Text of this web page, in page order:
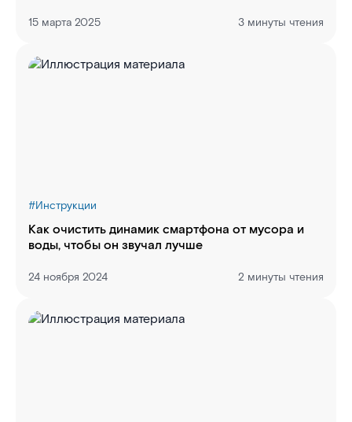
15 марта 2025 3 минуты чтения
#Инструкции
Как очистить динамик смартфона от мусора и
воды, чтобы он звучал лучше
24 ноября 2024 2 минуты чтения